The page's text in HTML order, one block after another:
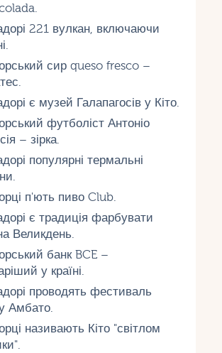
221 вулкан, включаючи
сир queso fresco –
є музей Галапагосів у Кіто.
футболіст Антоніо
– зірка.
популярні термальні
п'ють пиво Club.
є традиція фарбувати
Великдень.
банк BCE –
у країні.
проводять фестиваль
у Амбато.
називають Кіто "світлом